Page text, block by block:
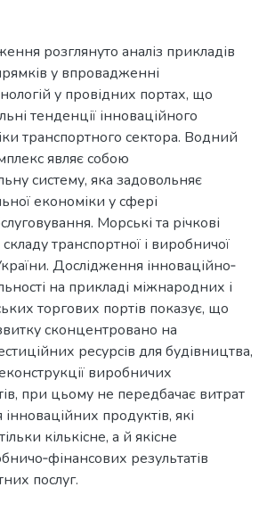
розглянуто аналіз прикладів
у впровадженні
у провідних портах, що
тенденції інноваційного
транспортного сектора. Водний
являє собою
систему, яка задовольняє
економіки у сфері
Морські та річкові
транспортної і виробничої
Дослідження інноваційно‐
на прикладі міжнародних і
торгових портів показує, що
сконцентровано на
ресурсів для будівництва,
виробничих
при цьому не передбачає витрат
продуктів, які
кількісне, а й якісне
результатів